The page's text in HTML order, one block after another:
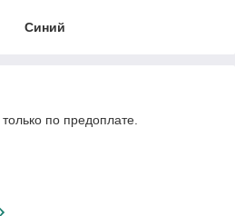
Синий
по предоплате.